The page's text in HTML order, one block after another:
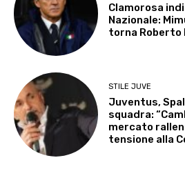
Clamorosa
Nazionale:
torna Roberto
STILE JUVE
Juventus,
squadra:
mercato
tensione alla